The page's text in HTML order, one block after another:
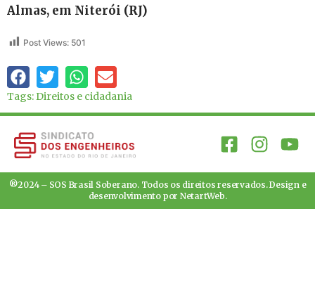
Almas, em Niterói (RJ)
Post Views: 501
Tags:Direitos e cidadania
®2024 – SOS Brasil Soberano. Todos os direitos reservados. Design e
desenvolvimento por NetartWeb.